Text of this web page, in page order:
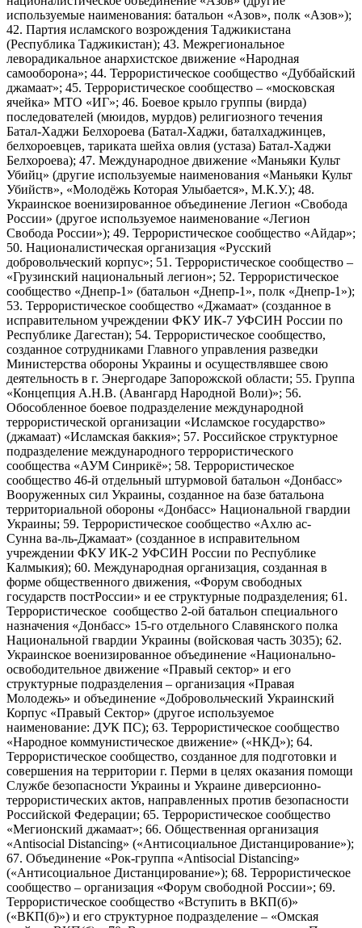
используемые наименования: батальон «Азов», полк «Азов»);
42. Партия исламского возрождения Таджикистана
(Республика Таджикистан); 43. Межрегиональное
леворадикальное анархистское движение «Народная
самооборона»; 44. Террористическое сообщество «Дуббайский
джамаат»; 45. Террористическое сообщество – «московская
ячейка» МТО «ИГ»; 46. Боевое крыло группы (вирда)
последователей (мюидов, мурдов) религиозного течения
Батал-Хаджи Белхороева (Батал-Хаджи, баталхаджинцев,
белхороевцев, тариката шейха овлия (устаза) Батал-Хаджи
Белхороева); 47. Международное движение «Маньяки Культ
Убийц» (другие используемые наименования «Маньяки Культ
Убийств», «Молодёжь Которая Улыбается», М.К.У.); 48.
Украинское военизированное объединение Легион «Свобода
России» (другое используемое наименование «Легион
Свобода России»); 49. Террористическое сообщество «Айдар»;
50. Националистическая организация «Русский
добровольческий корпус»; 51. Террористическое сообщество –
«Грузинский национальный легион»; 52. Террористическое
сообщество «Днепр-1» (батальон «Днепр-1», полк «Днепр-1»);
53. Террористическое сообщество «Джамаат» (созданное в
исправительном учреждении ФКУ ИК-7 УФСИН России по
Республике Дагестан); 54. Террористическое сообщество,
созданное сотрудниками Главного управления разведки
Министерства обороны Украины и осуществлявшее свою
деятельность в г. Энергодаре Запорожской области; 55. Группа
«Концепция А.Н.В. (Авангард Народной Воли)»; 56.
Обособленное боевое подразделение международной
террористической организации «Исламское государство»
(джамаат) «Исламская баккия»; 57. Российское структурное
подразделение международного террористического
сообщества «АУМ Синрикё»; 58. Террористическое
сообщество 46-й отдельный штурмовой батальон «Донбасс»
Вооруженных сил Украины, созданное на базе батальона
территориальной обороны «Донбасс» Национальной гвардии
Украины; 59. Террористическое сообщество «Ахлю ас-
Сунна ва-ль-Джамаат» (созданное в исправительном
учреждении ФКУ ИК-2 УФСИН России по Республике
Калмыкия); 60. Международная организация, созданная в
форме общественного движения, «Форум свободных
государств постРоссии» и ее структурные подразделения; 61.
Террористическое сообщество 2-ой батальон специального
назначения «Донбасс» 15-го отдельного Славянского полка
Национальной гвардии Украины (войсковая часть 3035); 62.
Украинское военизированное объединение «Национально-
освободительное движение «Правый сектор» и его
структурные подразделения – организация «Правая
Молодежь» и объединение «Добровольческий Украинский
Корпус «Правый Сектор» (другое используемое
наименование: ДУК ПС); 63. Террористическое сообщество
«Народное коммунистическое движение» («НКД»); 64.
Террористическое сообщество, созданное для подготовки и
совершения на территории г. Перми в целях оказания помощи
Службе безопасности Украины и Украине диверсионно-
террористических актов, направленных против безопасности
Российской Федерации; 65. Террористическое сообщество
«Мегионский джамаат»; 66. Общественная организация
«Antisocial Distancing» («Антисоциальное Дистанцирование»);
67. Объединение «Рок-группа «Antisocial Distancing»
(«Антисоциальное Дистанцирование»); 68. Террористическое
сообщество – организация «Форум свободной России»; 69.
Террористическое сообщество «Вступить в ВКП(б)»
(«ВКП(б)») и его структурное подразделение – «Омская